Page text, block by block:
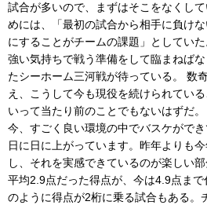
試合が多いので、まずはそこをなくし
めには、「最初の試合から相手に負け
にすることがチームの課題」としてい
強い気持ちで戦う準備をして臨まねば
たシーホーム三河戦が待っている。 数
え、こうして今も現役を続けられてい
いって当たり前のことでもないはずだ
今、すごく良い環境の中でバスケがで
日に日に上がっています。昨年よりも
し、それを実感できているのが楽しい
平均2.9点だった得点が、今は4.9点ま
のように得点が2桁に乗る試合もある。